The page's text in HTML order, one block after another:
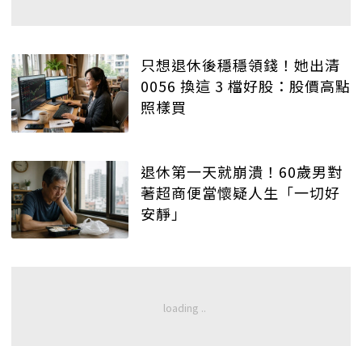
只想退休後穩穩領錢！她出清
0056 換這 3 檔好股：股價高點
照樣買
退休第一天就崩潰！60歲男對
著超商便當懷疑人生「一切好
安靜」